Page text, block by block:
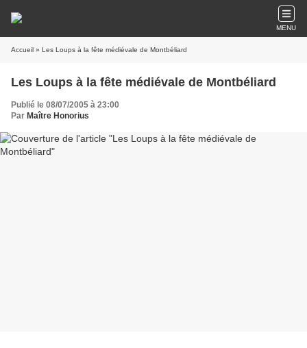
MENU
Accueil » Les Loups à la fête médiévale de Montbéliard
Les Loups à la fête médiévale de Montbéliard
Publié le 08/07/2005 à 23:00
Par Maître Honorius